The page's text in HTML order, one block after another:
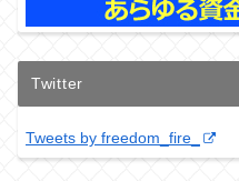
Twitter
Tweets by freedom_fire_